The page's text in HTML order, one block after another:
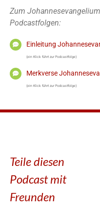
Zum
Podcastfolgen:
Einleitung
(ein Klick führt zur Podcastfolge)
Merkverse
(ein Klick führt zur Podcastfolge)
Teile diesen
Podcast mit
Freunden